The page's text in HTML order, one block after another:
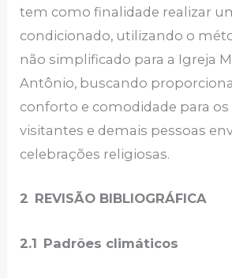
tem como finalidade realizar
condicionado, utilizando o
não simplificado para a Igreja
Antônio, buscando
conforto e comodidade para
visitantes e demais pessoas
celebrações religiosas.
2 REVISÃO BIBLIOGRÁFICA
2.1 Padrões climáticos